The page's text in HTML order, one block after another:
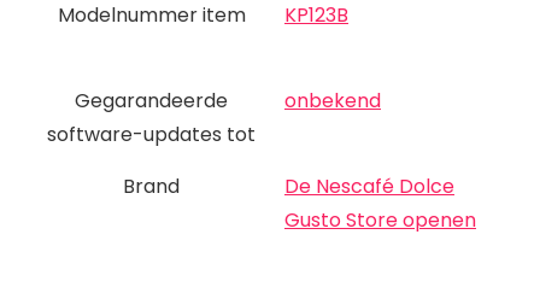
Modelnummer item ‎KP123B
Gegarandeerde
software-updates tot
‎onbekend
Brand
De Nescafé Dolce
Gusto Store openen